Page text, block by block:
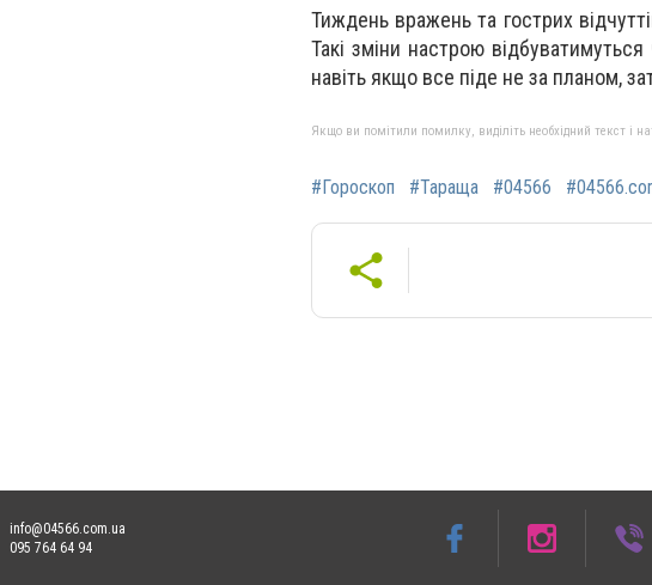
Тиждень вражень та гострих
Такі зміни настрою
навіть якщо все піде не за планом,
Якщо ви помітили помилку, виділіть необхідний текст і
#Гороскоп #Тараща #04566
info@04566.com.ua
095 764 64 94